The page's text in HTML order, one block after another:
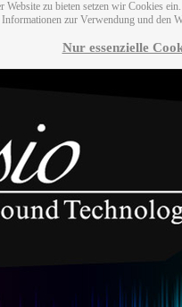
Website zu bieten setzen wir Cookies
Informationen zur Verwendung und den
Nur essenzielle